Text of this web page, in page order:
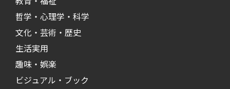
哲学・心理学・科学
文化・芸術・歴史
生活実用
趣味・娯楽
ビジュアル・ブック